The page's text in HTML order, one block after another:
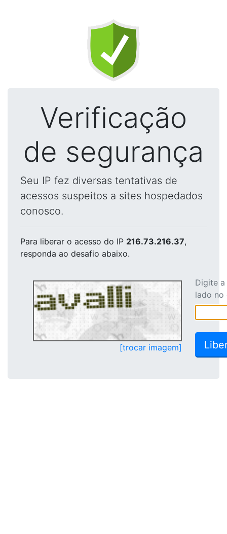
Verificação
de segurança
Seu IP fez diversas tentativas de
acessos suspeitos a sites hospedados
conosco.
Para liberar o acesso do IP 216.73.216.37,
responda ao desafio abaixo.
[trocar imagem]
Digite
lado no